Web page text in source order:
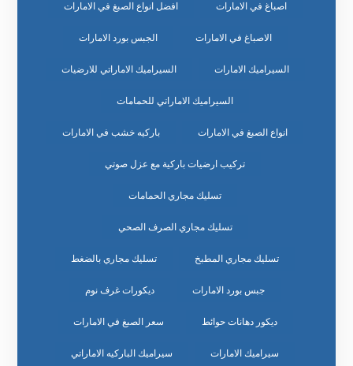
اصباغ في الامارات افضل انواع الصبغ في الامارات
الاصباغ في الامارات الجبس بورد الامارات
السيراميك الامارات السيراميك الاماراتي للارضيات
السيراميك الاماراتي للحمامات
انواع الصبغ في الامارات باركيه خشب في الامارات
تركيب ارضيات باركية مع عزل صوتي
تسليك مجاري الحمامات
تسليك مجاري الصرف الصحي
تسليك مجاري المطبخ تسليك مجاري بالضغط
جبس بورد الامارات ديكورات غرف نوم
ديكور دهانات حوائط سعر الصبغ في الامارات
سيراميك الامارات سيراميك الباركيه الاماراتي